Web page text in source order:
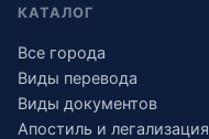
КАТАЛОГ
Все города
Виды перевода
Виды документов
Апостиль и легализация